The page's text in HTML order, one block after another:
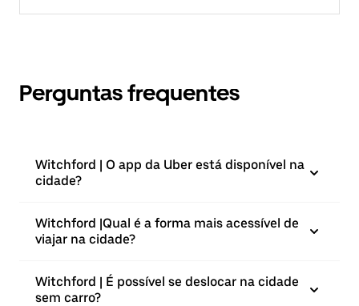
Perguntas frequentes
Witchford | O app da Uber está disponível na
cidade?
Witchford |⁠Qual é a forma mais acessível de
viajar na cidade?
Witchford | É possível se deslocar na cidade
sem carro?